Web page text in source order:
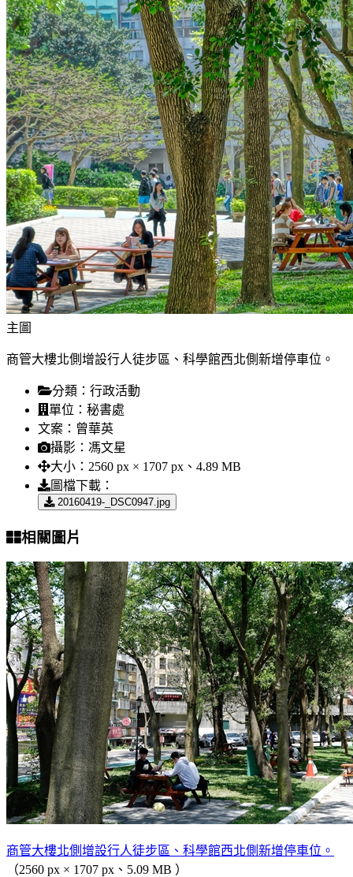
主圖
商管大樓北側增設行人徒步區、科學館西北側新增停車位。
分類： 行政活動
單位： 秘書處
文案： 曾華英
攝影： 馮文星
大小： 2560 px × 1707 px、4.89 MB
圖檔下載：
20160419-_DSC0947.jpg
相關圖片
商管大樓北側增設行人徒步區、科學館西北側新增停車位。
（2560 px × 1707 px、5.09 MB ）